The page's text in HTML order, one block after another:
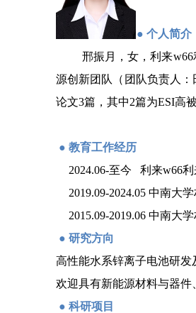
● 个人简介
邢振月，女，利来
源创新团队（团队负责人
论文3篇，其中2篇为ESI高
● 教育工作经历
2024.06-至今 利来w66
2019.09-2024.05 中南大
2015.09-2019.06 中南大
● 研究方向
高性能水系锌离子电池研发
欢迎具有新能源材料与器
● 科研项目